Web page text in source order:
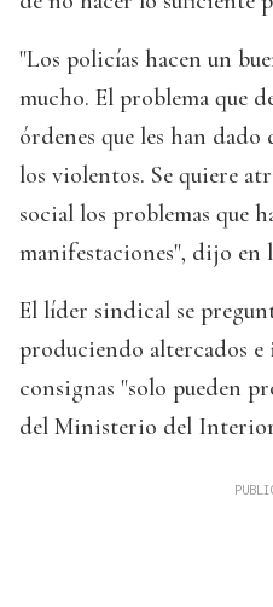
"Los policías hacen un
mucho. El problema que
órdenes que les han
los violentos. Se quiere
social los problemas que
manifestaciones", dijo en
El líder sindical se
produciendo altercados e
consignas "solo pueden
del Ministerio del